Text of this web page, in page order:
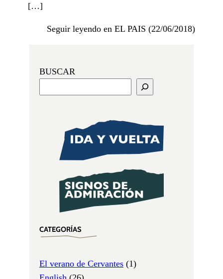
[…]
Seguir leyendo en EL PAIS (22/06/2018)
BUSCAR
CATEGORÍAS
El verano de Cervantes (1)